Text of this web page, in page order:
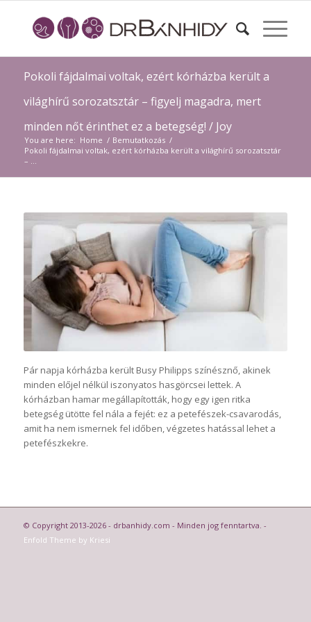
Pokoli fájdalmai voltak, ezért kórházba került a
világhírű sorozatsztár – figyelj magadra, mert
minden nőt érinthet ez a betegség! / Joy
You are here: Home / Bemutatkozás /
Pokoli fájdalmai voltak, ezért kórházba került a világhírű sorozatsztár
– ...
Pár napja kórházba került Busy Philipps színésznő, akinek
minden előjel nélkül iszonyatos hasgörcsei lettek. A
kórházban hamar megállapították, hogy egy igen ritka
betegség ütötte fel nála a fejét: ez a petefészek-csavarodás,
amit ha nem ismernek fel időben, végzetes hatással lehet a
petefészkekre.
© Copyright 2013-2026 - drbanhidy.com - Minden jog fenntartva. -
Enfold Theme by Kriesi